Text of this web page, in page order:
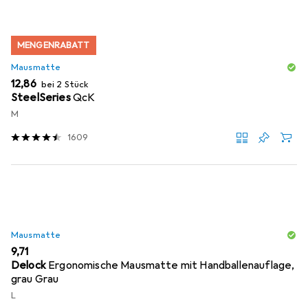
MENGENRABATT
Mausmatte
EUR
12,86 bei 2 Stück
SteelSeriesQcK
M
1609
Mausmatte
EUR
9,71
Delock Ergonomische Mausmatte mit Handballenauflage,
grau Grau
L